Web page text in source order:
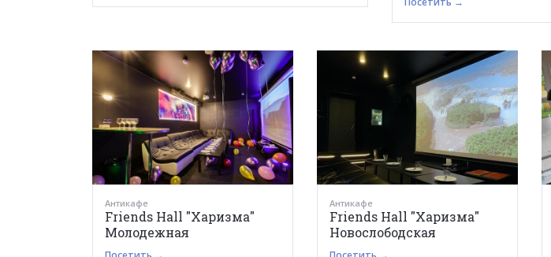
Антикафе
Friends Hall "Харизма"
Молодежная
Антикафе
Friends Hall "Харизма"
Новослободская